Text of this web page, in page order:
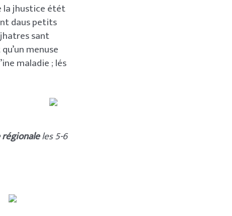
la jhustice étét
daus petits
sant
menuse
maladie ; lés
les 5-6